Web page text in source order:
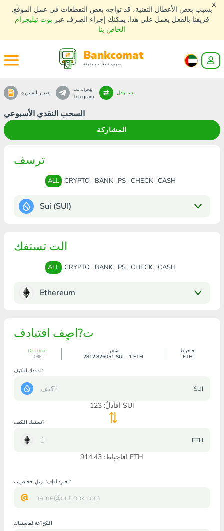
بسبب بعض الأعطال التقنية، قد تواجه بعض التقطعات في عمل الموقع.
فريقنا بالفعل يعمل على هذا. يمكنك إجراء الصرف عبر بوت تيليجرام
الخاص بنا
x
Bankcomat
صرف عملات موثوقة
السحب النقدي الأسبوعي
المشاركة
إصدار الفاتورة تٍفٍجراك بنت
Telegram
بدء تبادل
ترسف
ALL CRYPTO BANK PS CHECK CASH
Sui (SUI)
الت تستفك
ALL CRYPTO BANK PS CHECK CASH
Ethereum
ت?اصٍف افتبادف
Discount
0%
سغر
2812.826051 SUI - 1 ETH
افاحتٍاظ
ETH
ت?دك افكبف?
SUI
افأدلٌ:123 SUI
تستفك افكبف?
ETH
افاحتٍاظ: 914.43 ETH
افبرٍد افإف?ترنلٍ افخاص ب?
افكح?عة ففاستفاك